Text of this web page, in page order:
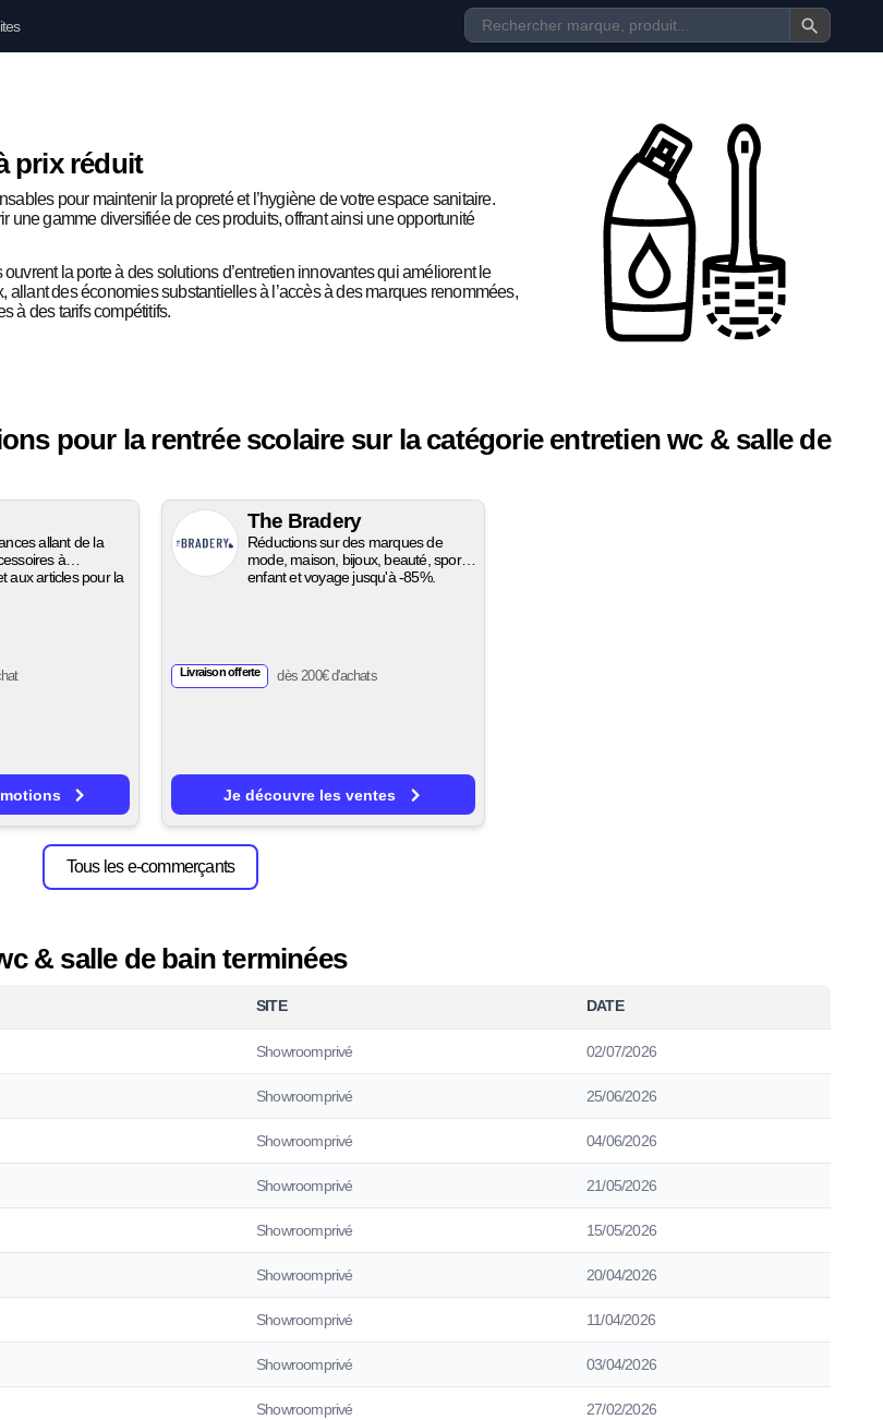
prix réduit
pour maintenir la propreté et l’hygiène de votre espace sanitaire.
gamme diversifiée de ces produits, offrant ainsi une opportunité
la porte à des solutions d’entretien innovantes qui améliorent le
des économies substantielles à l’accès à des marques renommées,
à des tarifs compétitifs.
pour la rentrée scolaire sur la catégorie entretien wc & salle de
allant de la
à
aux articles pour la
The Bradery
Réductions sur des marques de
mode, maison, bijoux, beauté, sport,
enfant et voyage jusqu'à -85%.
Livraison offerte dès 200€ d'achats
Je découvre les ventes
Tous les e-commerçants
& salle de bain terminées
SITE DATE
Showroomprivé 02/07/2026
Showroomprivé 25/06/2026
Showroomprivé 04/06/2026
Showroomprivé 21/05/2026
Showroomprivé 15/05/2026
Showroomprivé 20/04/2026
Showroomprivé 11/04/2026
Showroomprivé 03/04/2026
Showroomprivé 27/02/2026